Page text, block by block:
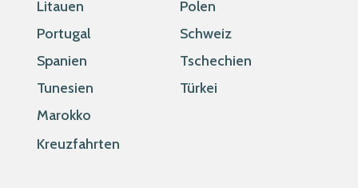
Litauen
Polen
Portugal
Schweiz
Spanien
Tschechien
Tunesien
Türkei
Marokko
Kreuzfahrten